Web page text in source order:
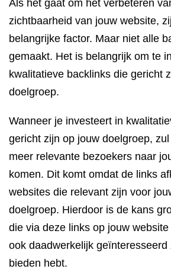
Als het gaat om het verbeteren
zichtbaarheid van jouw website,
belangrijke factor. Maar niet alle
gemaakt. Het is belangrijk om te
kwalitatieve backlinks die gericht
doelgroep.
Wanneer je investeert in
gericht zijn op jouw doelgroep,
meer relevante bezoekers naar
komen. Dit komt omdat de links
websites die relevant zijn voor
doelgroep. Hierdoor is de kans
die via deze links op jouw
ook daadwerkelijk geïnteresseerd
bieden hebt.